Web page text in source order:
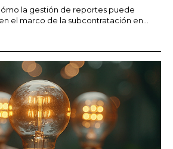
la gestión de reportes puede
el marco de la subcontratación en...